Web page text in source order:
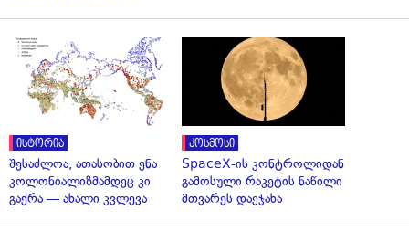
ისტორია
შესაძლოა, ათასობით ენა
კოლონიალიზმამდეც კი
გაქრა — ახალი კვლევა
კოსმოსი
SpaceX-ის კონტროლიდან
გამოსული რაკეტის ნაწილი
მთვარეს დაეჯახა